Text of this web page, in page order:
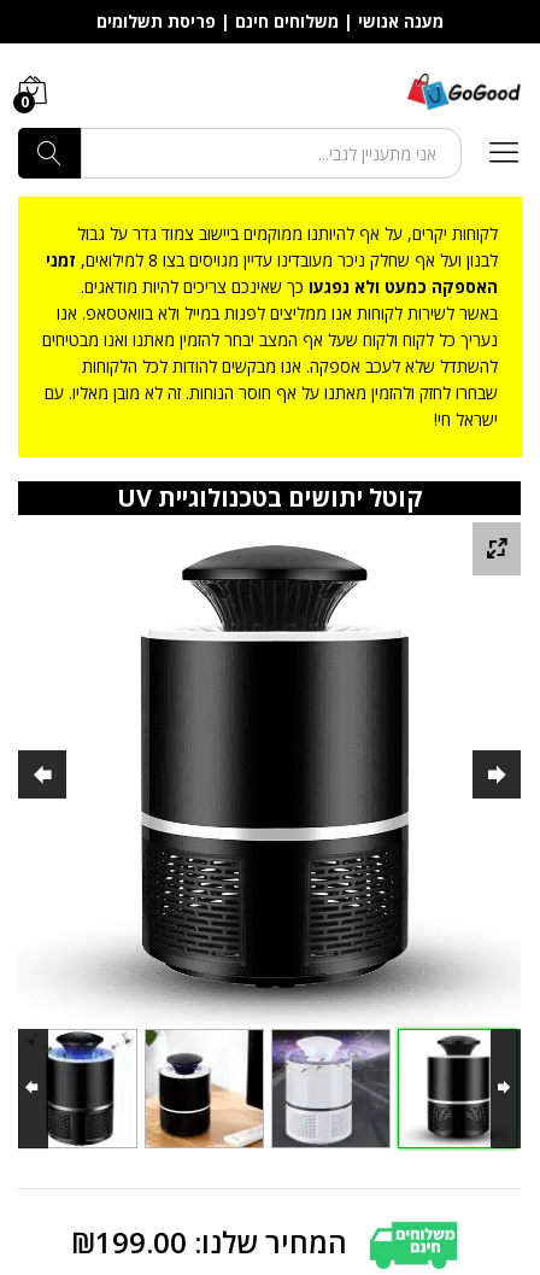
מענה אנושי | משלוחים חינם | פריסת תשלומים
0
חפש
לקוחות יקרים, על אף להיותנו ממוקמים ביישוב צמוד גדר על גבול
לבנון ועל אף שחלק ניכר מעובדינו עדיין מגויסים בצו 8 למילואים,
זמני
האספקה כמעט ולא נפגעו כך שאינכם צריכים להיות מודאגים.
באשר לשירות לקוחות אנו ממליצים לפנות במייל ולא בוואטסאפ. אנו
נעריך כל לקוח ולקוח שעל אף המצב יבחר להזמין מאתנו ואנו מבטיחים
להשתדל שלא לעכב אספקה. אנו מבקשים להודות לכל הלקוחות
שבחרו לחזק ולהזמין מאתנו על אף חוסר הנוחות. זה לא מובן מאליו. עם
ישראל חי!
קוטל יתושים בטכנולוגיית UV
₪199.00